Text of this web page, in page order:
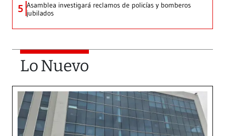
5 Asamblea investigará reclamos de policías y bomberos
jubilados
Lo Nuevo